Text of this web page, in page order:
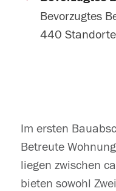
Bevorzugtes
440
Im ersten
Betreute
liegen zwischen
bieten sowohl